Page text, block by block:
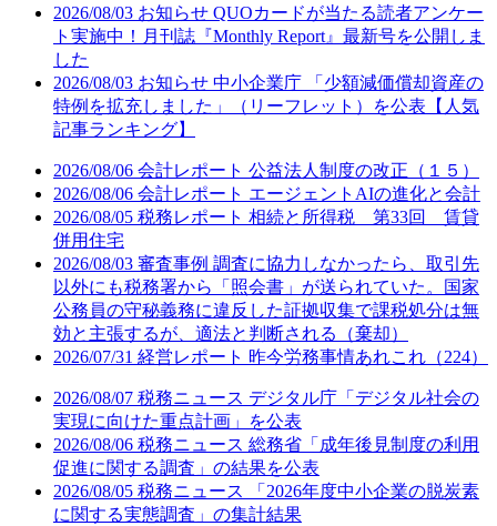
2026/08/03 お知らせ QUOカードが当たる読者アンケー
ト実施中！月刊誌『Monthly Report』最新号を公開しま
した
2026/08/03 お知らせ 中小企業庁 「少額減価償却資産の
特例を拡充しました」（リーフレット）を公表【人気
記事ランキング】
2026/08/06 会計レポート 公益法人制度の改正（１５）
2026/08/06 会計レポート エージェントAIの進化と会計
2026/08/05 税務レポート 相続と所得税 第33回 賃貸
併用住宅
2026/08/03 審査事例 調査に協力しなかったら、取引先
以外にも税務署から「照会書」が送られていた。国家
公務員の守秘義務に違反した証拠収集で課税処分は無
効と主張するが、適法と判断される（棄却）
2026/07/31 経営レポート 昨今労務事情あれこれ（224）
2026/08/07 税務ニュース デジタル庁「デジタル社会の
実現に向けた重点計画」を公表
2026/08/06 税務ニュース 総務省「成年後見制度の利用
促進に関する調査」の結果を公表
2026/08/05 税務ニュース
「2026年度中小企業の脱炭素
に関する実態調査」の集計結果